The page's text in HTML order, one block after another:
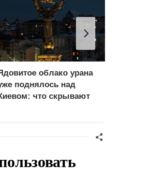
облако урана
поднялось над
что скрывают